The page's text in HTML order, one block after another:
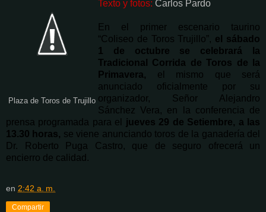
Plaza de Toros de Trujillo
Texto y fotos: Carlos Pardo
En el primer escenario taurino
“Coliseo de Toros Trujillo”, el sábado
1 de octubre se celebrará la
Tradicional Corrida de Toros de la
Primavera, el mismo que será
anunciado oficialmente por su
organizador, Señor Alejandro
Sánchez Vera, en la conferencia de
prensa programada para el jueves 29 de Setiembre, a las
13.30 horas, se viene anunciando toros de la ganadería del
Dr. Roberto Puga Castro, que de seguro ofrecerá un
encierro de calidad.
en 2:42 a. m.
Compartir